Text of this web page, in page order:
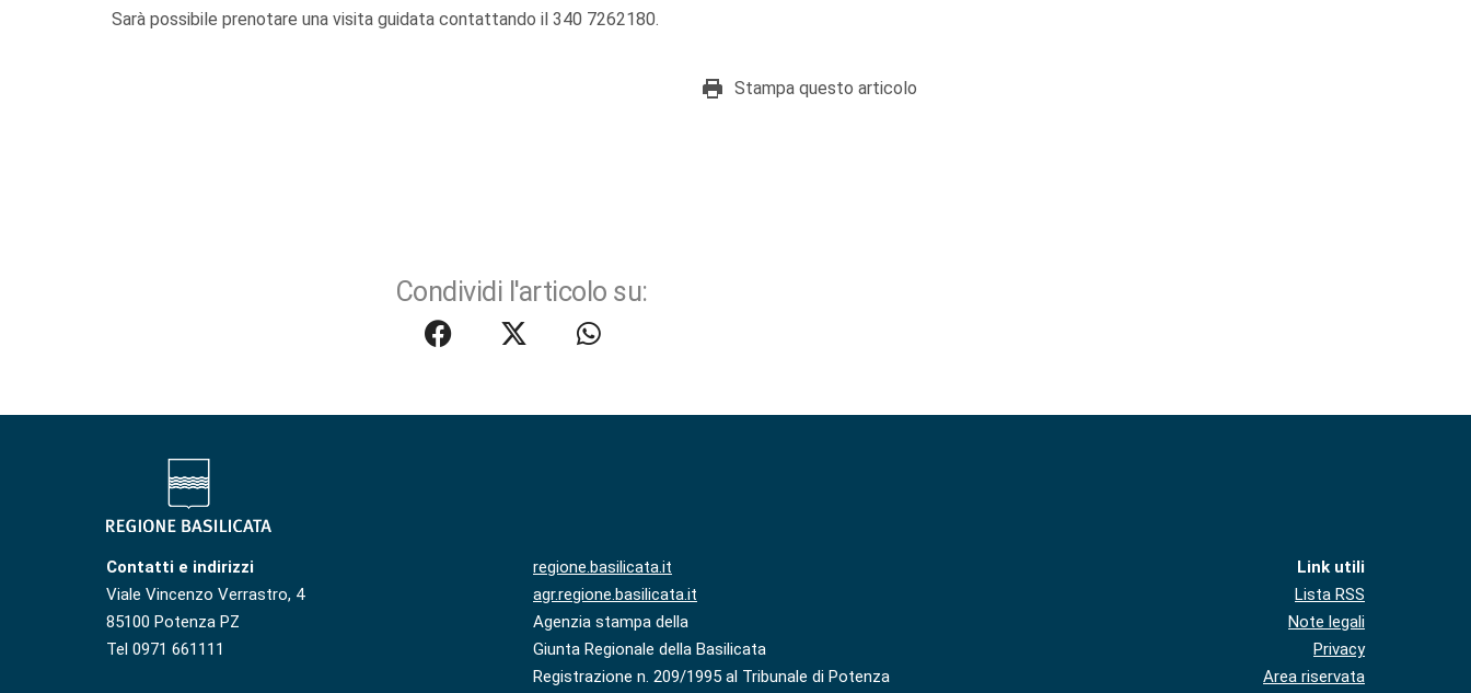
Sarà possibile prenotare una visita guidata contattando il 340 7262180.
Stampa questo articolo
Condividi l'articolo su:
Contatti e indirizzi
Viale Vincenzo Verrastro, 4
85100 Potenza PZ
Tel 0971 661111
regione.basilicata.it
agr.regione.basilicata.it
Agenzia stampa della
Giunta Regionale della Basilicata
Registrazione n. 209/1995 al Tribunale di Potenza
Link utili
Lista RSS
Note legali
Privacy
Area riservata